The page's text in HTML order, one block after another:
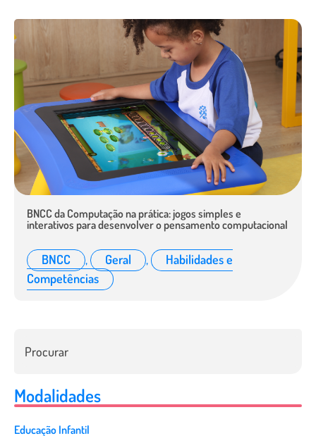
BNCC da Computação na prática: jogos simples e
interativos para desenvolver o pensamento computacional
BNCC , Geral ,
Habilidades e
Competências
Modalidades
Educação Infantil